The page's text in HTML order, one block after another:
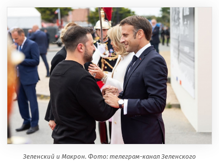
Зеленский и Макрон. Фото: телеграм-канал Зеленского